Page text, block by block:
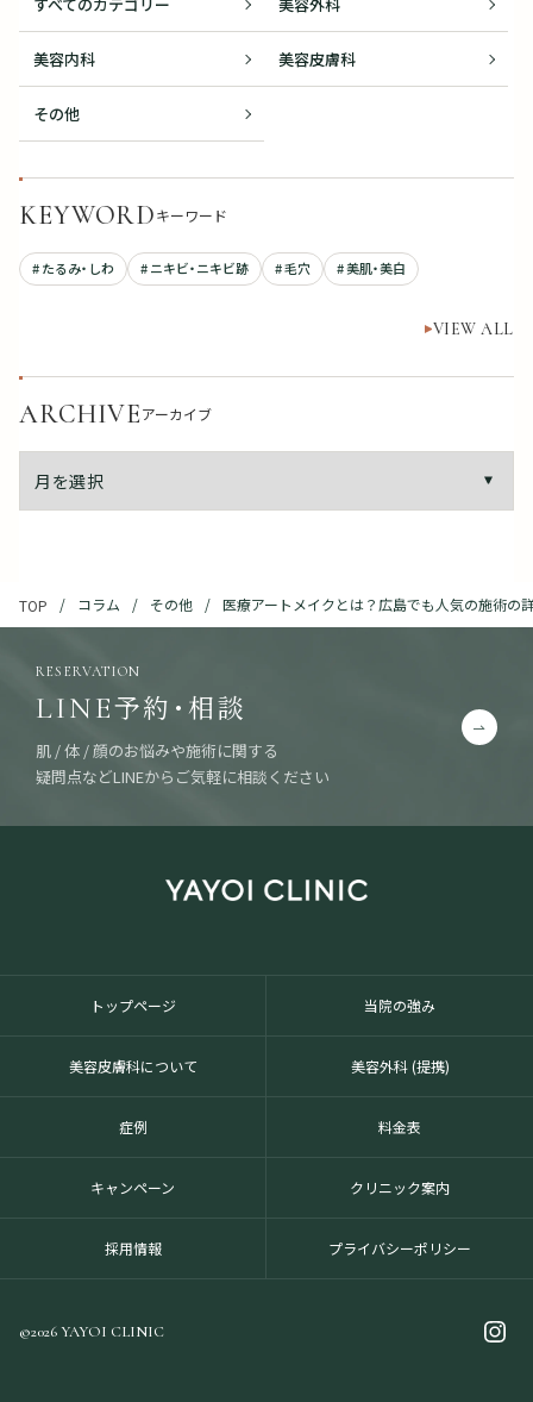
美容内科 美容皮膚科
その他
KEYWORDキーワード
# たるみ・しわ # ニキビ・ニキビ跡 # 毛穴 # 美肌・美白
VIEW ALL
ARCHIVEアーカイブ
TOP コラム その他 医療アートメイクとは？広島でも人気の施術の
LINE予約・相談
RESERVATION
肌 / 体 / 顔のお悩みや施術に関する
疑問点などLINEからご気軽に相談ください
トップページ 当院の強み
美容皮膚科について 美容外科 (提携)
症例 料金表
キャンペーン クリニック案内
採用情報 プライバシーポリシー
©2026 YAYOI CLINIC